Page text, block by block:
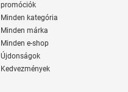
promóciók
Minden kategória
Minden márka
Minden e-shop
Újdonságok
Kedvezmények